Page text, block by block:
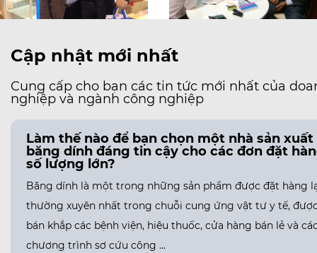
Cập nhật mới nhất
Cung cấp cho bạn các tin tức mới nhất của
nghiệp và ngành công nghiệp
Làm thế nào để bạn chọn một nhà sản xuất
băng dính đáng tin cậy cho các đơn đặt
số lượng lớn?
Băng dính là một trong những sản phẩm được đặt hàng
thường xuyên nhất trong chuỗi cung ứng vật tư y tế,
bán khắp các bệnh viện, hiệu thuốc, cửa hàng bán lẻ và
chương trình sơ cứu công ...